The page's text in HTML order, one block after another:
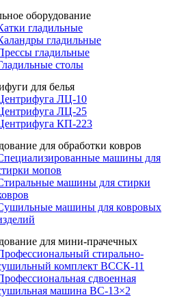
оборудование
гладильные
гладильные
гладильные
столы
для белья
ЛЦ-10
ЛЦ-25
КП-223
для обработки ковров
машины для
мопов
машины для стирки
машины для ковровых
для мини-прачечных
стирально-
комплект ВССК-11
сдвоенная
машина ВС-13×2